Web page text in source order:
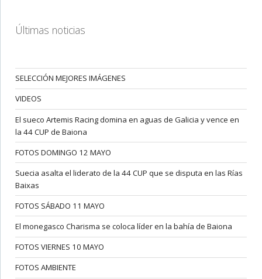
Últimas noticias
SELECCIÓN MEJORES IMÁGENES
VIDEOS
El sueco Artemis Racing domina en aguas de Galicia y vence en
la 44 CUP de Baiona
FOTOS DOMINGO 12 MAYO
Suecia asalta el liderato de la 44 CUP que se disputa en las Rías
Baixas
FOTOS SÁBADO 11 MAYO
El monegasco Charisma se coloca líder en la bahía de Baiona
FOTOS VIERNES 10 MAYO
FOTOS AMBIENTE